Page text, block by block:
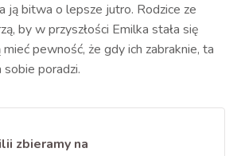
ją bitwa o lepsze jutro. Rodzice ze
by w przyszłości Emilka stała się
mieć pewność, że gdy ich zabraknie, ta
sobie poradzi.
zbieramy na